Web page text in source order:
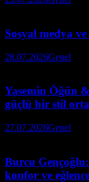
Sosyal medya ve
28.07.2026Genel
Yasemin Öğün
güçlü bir stil
27.07.2026Genel
Burcu
konfor ve